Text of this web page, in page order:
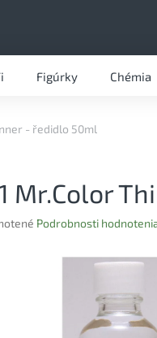
Figúrky Chémia
- ředidlo 50ml
Mr.Color
Podrobnosti